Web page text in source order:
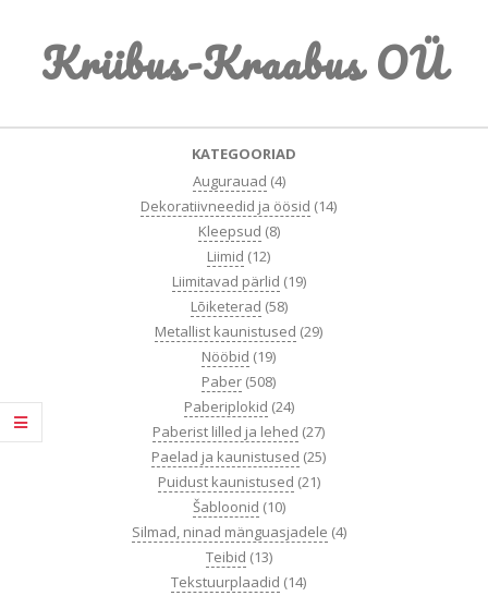
contentKriibus-Kraabus OÜ
KATEGOORIAD
Augurauad (4)
Dekoratiivneedid ja öösid (14)
Kleepsud (8)
Liimid (12)
Liimitavad pärlid (19)
Lõiketerad (58)
Metallist kaunistused (29)
Nööbid (19)
Paber (508)
Paberiplokid (24)
Paberist lilled ja lehed (27)
Paelad ja kaunistused (25)
Puidust kaunistused (21)
Šabloonid (10)
Silmad, ninad mänguasjadele (4)
Teibid (13)
Tekstuurplaadid (14)